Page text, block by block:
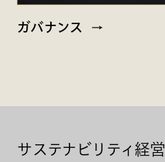
ガバナンス
サステナビリティ経営